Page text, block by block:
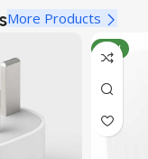
More Products
NEW